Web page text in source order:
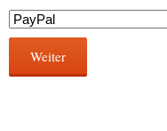
Weiter